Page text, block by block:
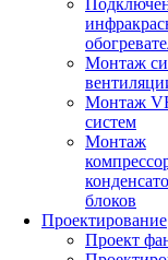
Монтаж
Монтаж
систем
Монтаж
блоков
Проектирование
Проект